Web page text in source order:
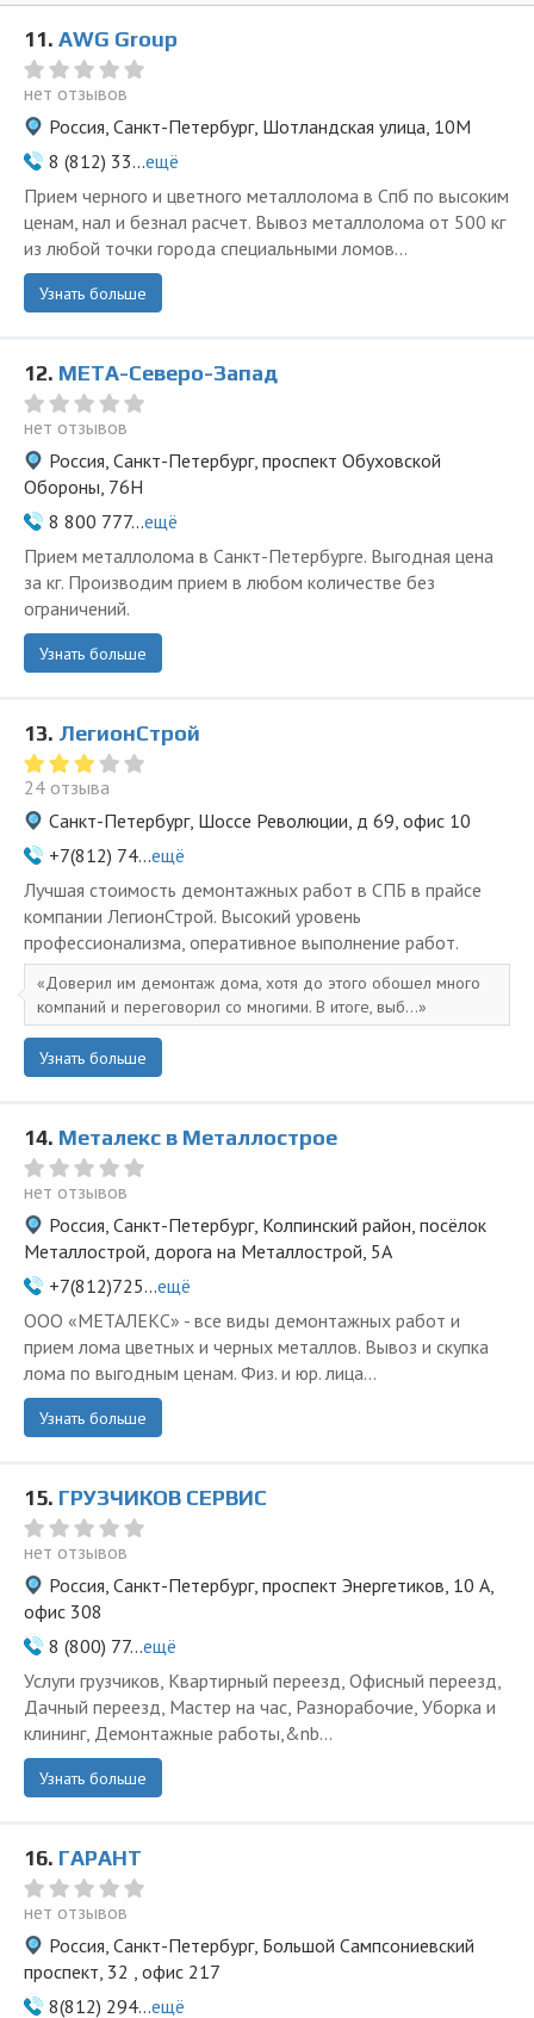
11. AWG Group
нет отзывов
Россия, Санкт-Петербург, Шотландская улица, 10М
8 (812) 33...ещё
Прием черного и цветного металлолома в Спб по высоким
ценам, нал и безнал расчет. Вывоз металлолома от 500 кг
из любой точки города специальными ломов...
Узнать больше
12. МЕТА-Северо-Запад
нет отзывов
Россия, Санкт-Петербург, проспект Обуховской
Обороны, 76Н
8 800 777...ещё
Прием металлолома в Санкт-Петербурге. Выгодная цена
за кг. Производим прием в любом количестве без
ограничений.
Узнать больше
13. ЛегионСтрой
24 отзыва
Санкт-Петербург, Шоссе Революции, д 69, офис 10
+7(812) 74...ещё
Лучшая стоимость демонтажных работ в СПБ в прайсе
компании ЛегионСтрой. Высокий уровень
профессионализма, оперативное выполнение работ.
Доверил им демонтаж дома, хотя до этого обошел много
компаний и переговорил со многими. В итоге, выб...
Узнать больше
14. Металекс в Металлострое
нет отзывов
Россия, Санкт-Петербург, Колпинский район, посёлок
Металлострой, дорога на Металлострой, 5А
+7(812)725...ещё
ООО «МЕТАЛЕКС» - все виды демонтажных работ и
прием лома цветных и черных металлов. Вывоз и скупка
лома по выгодным ценам. Физ. и юр. лица...
Узнать больше
15. ГРУЗЧИКОВ СЕРВИС
нет отзывов
Россия, Санкт-Петербург, проспект Энергетиков, 10 А,
офис 308
8 (800) 77...ещё
Услуги грузчиков, Квартирный переезд, Офисный переезд,
Дачный переезд, Мастер на час, Разнорабочие, Уборка и
клининг, Демонтажные работы,&nb...
Узнать больше
16. ГАРАНТ
нет отзывов
Россия, Санкт-Петербург, Большой Сампсониевский
проспект, 32 , офис 217
8(812) 294...ещё